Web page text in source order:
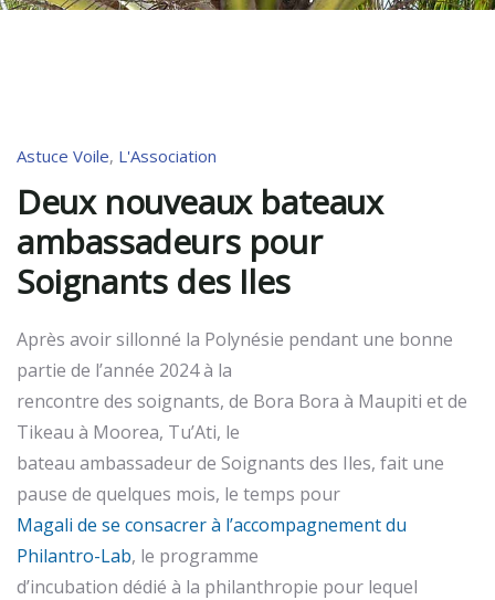
Astuce Voile, L'Association
Deux nouveaux bateaux
ambassadeurs pour
Soignants des Iles
Après avoir sillonné la Polynésie pendant une bonne
partie de l’année 2024 à la
rencontre des soignants, de Bora Bora à Maupiti et de
Tikeau à Moorea, Tu’Ati, le
bateau ambassadeur de Soignants des Iles, fait une
pause de quelques mois, le temps pour
Magali de se consacrer à l’accompagnement du
Philantro-Lab, le programme
d’incubation dédié à la philanthropie pour lequel